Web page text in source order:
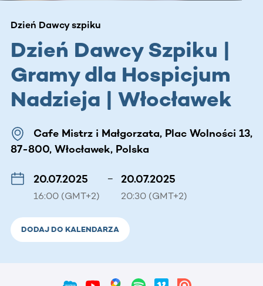
Dzień Dawcy szpiku
Dzień Dawcy Szpiku |
Gramy dla Hospicjum
Nadzieja | Włocławek
Cafe Mistrz i Małgorzata, Plac Wolności 13,
87-800, Włocławek, Polska
20.07.2025
16:00 (GMT+2)
– 20.07.2025
20:30 (GMT+2)
DODAJ DO KALENDARZA